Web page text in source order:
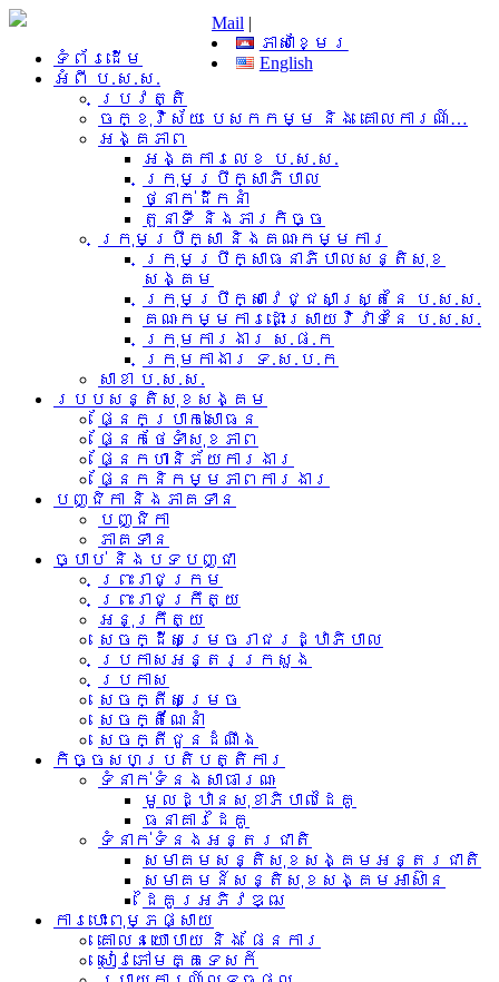
Mail |
ភាសាខ្មែរ
English
ទំព័រដើម
អំពី​ ប.ស.ស.
ប្រវត្តិ
ចក្ខុវិស័យ បេសកកម្ម និង គោលការណ៍…
អង្គភាព
អង្គការលេខ ប.ស.ស.
ក្រុមប្រឹក្សាភិបាល
ថ្នាក់ដឹកនាំ
តួនាទី និងភារកិច្ច
ក្រុមប្រឹក្សា និងគណៈកម្មការ
ក្រុមប្រឹក្សាធនាភិបាលសន្តិសុខ
សង្គម
ក្រុមប្រឹក្សាវេជ្ជសាស្រ្តនៃ ប.ស.ស.
គណៈកម្មការដោះស្រាយវិវាទនៃ ប.ស.ស.
ក្រុមការងារ​ ស.ផ.ក
ក្រុមកាងារ ទ.ស.ប.ក
សាខា ប.ស.ស.
របបសន្តិសុខសង្គម
ផ្នែកប្រាក់សោធន
ផ្នែកថែទាំសុខភាព
ផ្នែកហានិភ័យការងារ
ផ្នែកនិកម្មភាពការងារ
បញ្ជិកា និងភាគទាន
បញ្ជិកា
ភាគទាន
ច្បាប់ និងបទបញ្ជា
ព្រះរាជក្រម
ព្រះរាជក្រឹត្យ
អនុក្រឹត្យ
សេចក្ដីសម្រេចរាជរដ្ឋាភិបាល
ប្រកាសអន្តរក្រសួង
ប្រកាស
សេចក្តីសម្រេច
សេចក្តីណែនាំ
សេចក្តីជូនដំណឹង
កិច្ចសហប្រតិបត្តិការ
ទំនាក់ទំនង​សាធារណៈ
មូលដ្ឋានសុខាភិបាលដៃគូ
ធនាគារដៃគូ
ទំនាក់​ទំនង​អន្តរ​ជាតិ
សមាគមសន្តិសុខសង្គមអន្តរជាតិ
សមាគមន៍សន្តិសុខសង្គមអាស៊ាន​
ដៃគូរអភិវឌ្ឍ
ការបោះពុម្ភផ្សាយ
គោលនយោបាយ និង ផែនការ
សៀវភៅមគ្គទេសក៍